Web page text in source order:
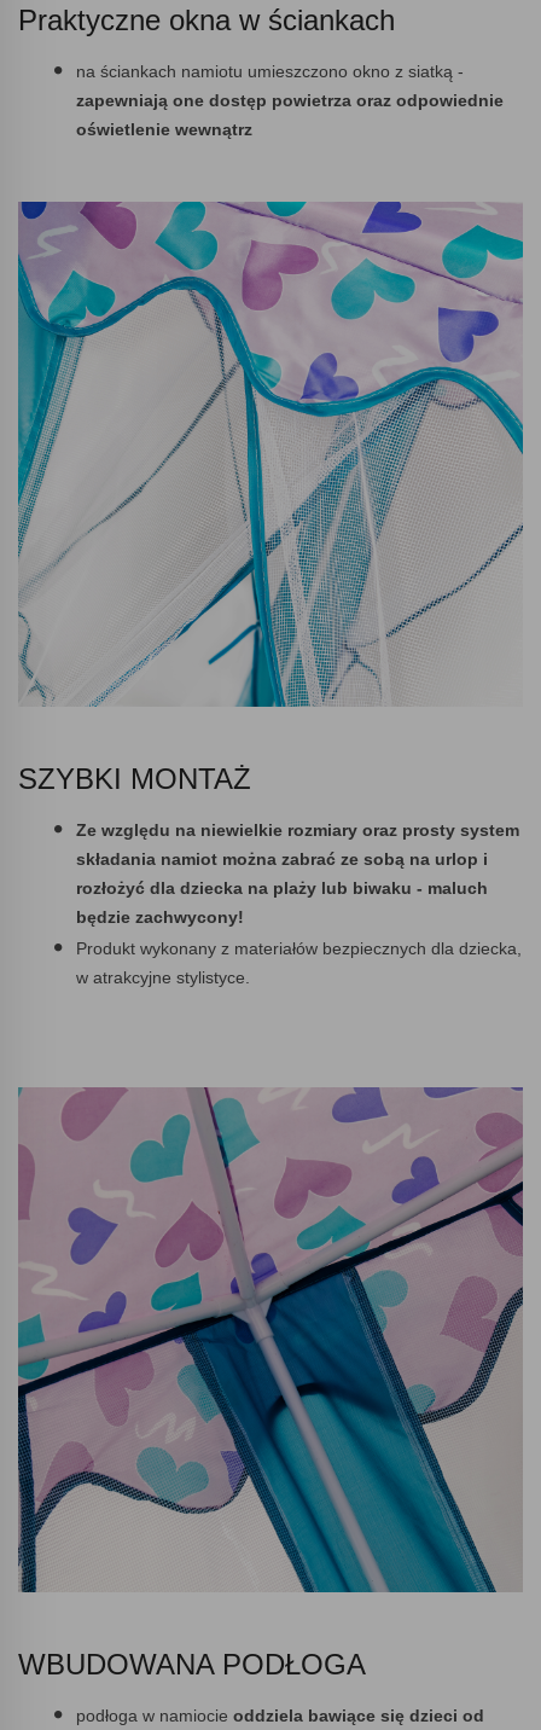
Praktyczne okna w ściankach
na ściankach namiotu umieszczono okno z siatką -
zapewniają one dostęp powietrza oraz odpowiednie
oświetlenie wewnątrz
SZYBKI MONTAŻ
Ze względu na niewielkie rozmiary oraz prosty system
składania namiot można zabrać ze sobą na urlop i
rozłożyć dla dziecka na plaży lub biwaku - maluch
będzie zachwycony!
Produkt wykonany z materiałów bezpiecznych dla dziecka,
w atrakcyjne stylistyce.
WBUDOWANA PODŁOGA
podłoga w namiocie oddziela bawiące się dzieci od